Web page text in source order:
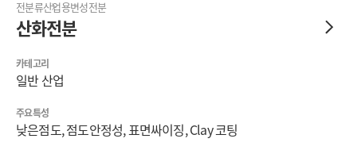
전분류산업용변성전분
산화전분
카테고리
일반 산업
주요특성
낮은점도, 점도안정성, 표면싸이징, Clay 코팅